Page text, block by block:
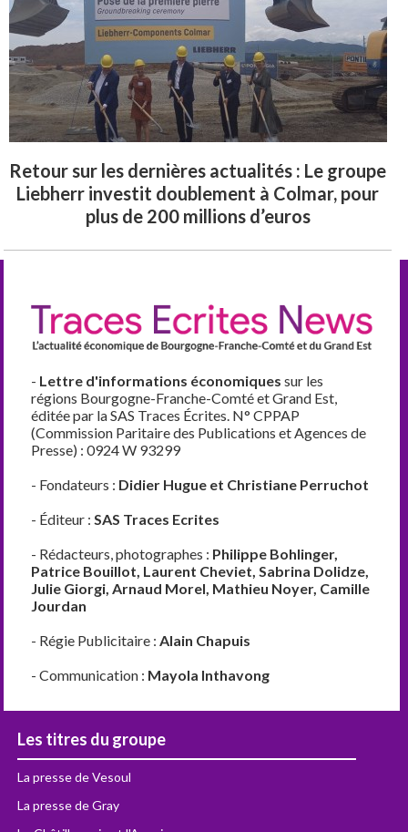
Retour sur les dernières actualités : Le groupe
Liebherr investit doublement à Colmar, pour
plus de 200 millions d’euros
- Lettre d'informations économiques sur les
régions Bourgogne-Franche-Comté et Grand Est,
éditée par la SAS Traces Écrites. N° CPPAP
(Commission Paritaire des Publications et Agences de
Presse) : 0924 W 93299
- Fondateurs : Didier Hugue et Christiane Perruchot
- Éditeur :SAS Traces Ecrites
- Rédacteurs, photographes : Philippe Bohlinger,
Patrice Bouillot, Laurent Cheviet, Sabrina Dolidze,
Julie Giorgi, Arnaud Morel, Mathieu Noyer, Camille
Jourdan
- Régie Publicitaire :Alain Chapuis
- Communication : Mayola Inthavong
Les titres du groupe
La presse de Vesoul
La presse de Gray